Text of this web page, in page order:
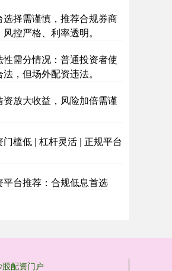
选择需谨慎，推荐合规券商
控严格、利率透明。
需分情况：普通投资者使
，但场外配资违法。
资放大收益，风险加倍需谨
槛低 | 杠杆灵活 | 正规平台
平台推荐：合规低息首选
配资门户